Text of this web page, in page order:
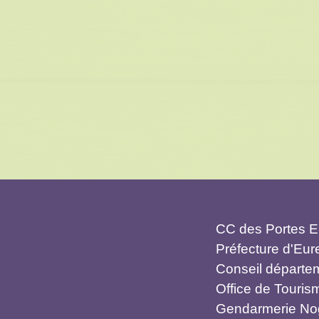
CC des Portes
Préfecture
Conseil
Office de
Gendarmerie